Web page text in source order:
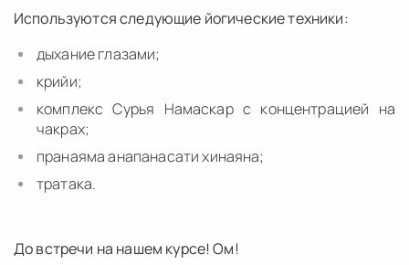
Используются следующие йогические техники:
дыхание глазами;
крийи;
комплекс Сурья Намаскар с концентрацией на
чакрах;
пранаяма анапанасати хинаяна;
тратака.
До встречи на нашем курсе! Ом!